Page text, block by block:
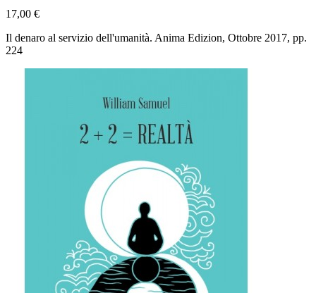
17,00 €
Il denaro al servizio dell'umanità. Anima Edizion, Ottobre 2017, pp.
224